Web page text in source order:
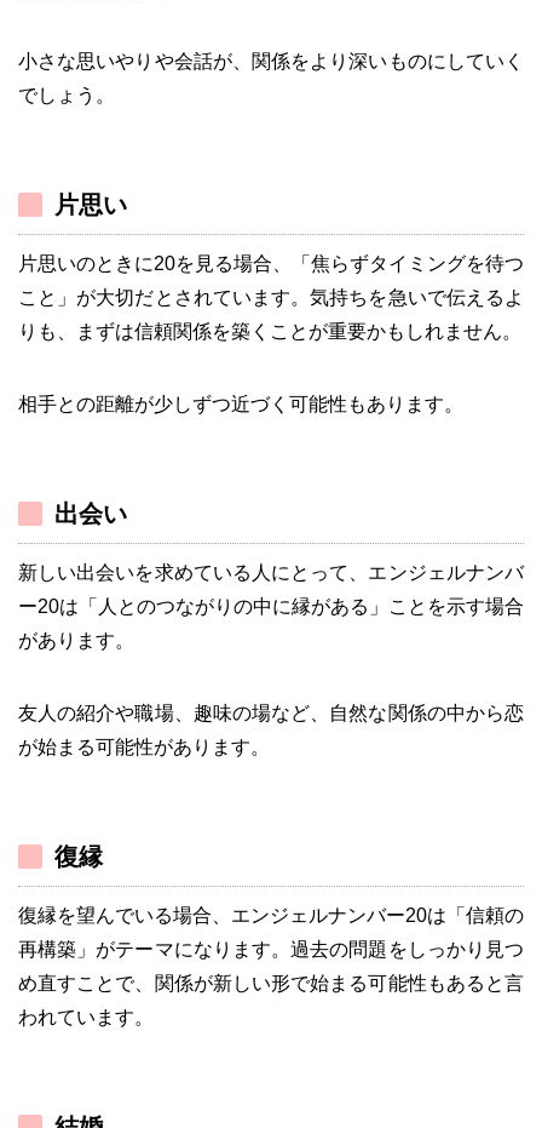
小さな思いやりや会話が、関係をより深いものにしていく
でしょう。
片思い
片思いのときに20を見る場合、「焦らずタイミングを待つ
こと」が大切だとされています。気持ちを急いで伝えるよ
りも、まずは信頼関係を築くことが重要かもしれません。
相手との距離が少しずつ近づく可能性もあります。
出会い
新しい出会いを求めている人にとって、エンジェルナンバ
ー20は「人とのつながりの中に縁がある」ことを示す場合
があります。
友人の紹介や職場、趣味の場など、自然な関係の中から恋
が始まる可能性があります。
復縁
復縁を望んでいる場合、エンジェルナンバー20は「信頼の
再構築」がテーマになります。過去の問題をしっかり見つ
め直すことで、関係が新しい形で始まる可能性もあると言
われています。